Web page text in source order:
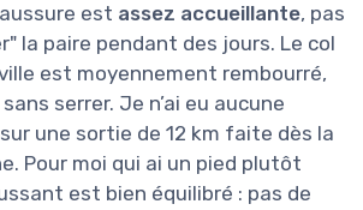
est assez accueillante, pas
la paire pendant des jours. Le col
est moyennement rembourré,
serrer. Je n’ai eu aucune
une sortie de 12 km faite dès la
Pour moi qui ai un pied plutôt
est bien équilibré : pas de